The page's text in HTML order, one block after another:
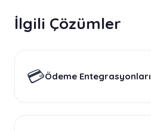
İlgili Çözümler
💳Ödeme Entegrasyonları